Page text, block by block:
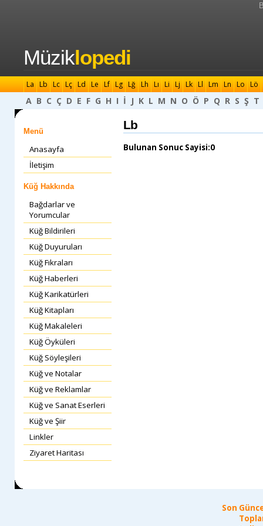
Müziklopedi
La Lb Lc Lç Ld Le Lf Lg Lğ Lh Lı Li Lj Lk Ll Lm Ln Lo Lö
A B C Ç D E F G H I İ J K L M N O Ö P Q R S Ş T
Menü
Anasayfa
İletişim
Küğ Hakkında
Bağdarlar ve
Yorumcular
Küğ Bildirileri
Küğ Duyuruları
Küğ Fıkraları
Küğ Haberleri
Küğ Karikatürleri
Küğ Kitapları
Küğ Makaleleri
Küğ Öyküleri
Küğ Söyleşileri
Küğ ve Notalar
Küğ ve Reklamlar
Küğ ve Sanat Eserleri
Küğ ve Şiir
Linkler
Ziyaret Haritası
Lb
Bulunan Sonuc Sayisi:0
Son